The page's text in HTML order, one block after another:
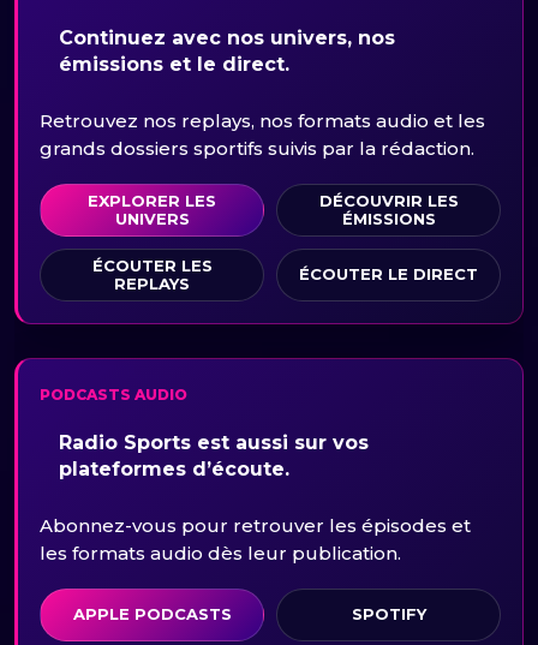
Continuez avec nos univers, nos
émissions et le direct.
Retrouvez nos replays, nos formats audio et les
grands dossiers sportifs suivis par la rédaction.
EXPLORER LES
UNIVERS
DÉCOUVRIR LES
ÉMISSIONS
ÉCOUTER LES
REPLAYS
ÉCOUTER LE DIRECT
PODCASTS AUDIO
Radio Sports est aussi sur vos
plateformes d’écoute.
Abonnez-vous pour retrouver les épisodes et
les formats audio dès leur publication.
APPLE PODCASTS SPOTIFY